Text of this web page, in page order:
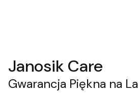
Janosik Care
Gwarancja Piękna na